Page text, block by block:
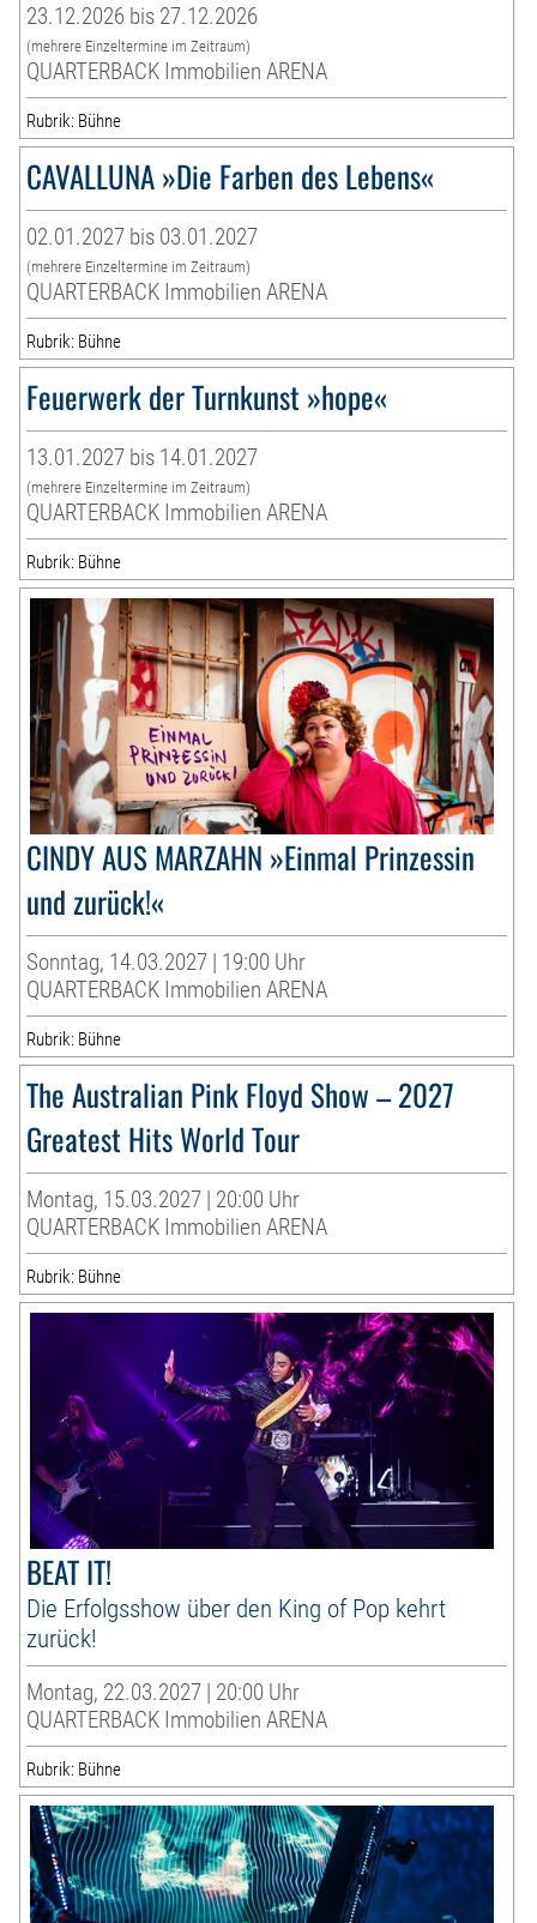
23.12.2026 bis 27.12.2026
(mehrere Einzeltermine im Zeitraum)
QUARTERBACK Immobilien ARENA
Rubrik: Bühne
CAVALLUNA »Die Farben des Lebens«
02.01.2027 bis 03.01.2027
(mehrere Einzeltermine im Zeitraum)
QUARTERBACK Immobilien ARENA
Rubrik: Bühne
Feuerwerk der Turnkunst »hope«
13.01.2027 bis 14.01.2027
(mehrere Einzeltermine im Zeitraum)
QUARTERBACK Immobilien ARENA
Rubrik: Bühne
CINDY AUS MARZAHN »Einmal Prinzessin
und zurück!«
Sonntag, 14.03.2027 | 19:00 Uhr
QUARTERBACK Immobilien ARENA
Rubrik: Bühne
The Australian Pink Floyd Show – 2027
Greatest Hits World Tour
Montag, 15.03.2027 | 20:00 Uhr
QUARTERBACK Immobilien ARENA
Rubrik: Bühne
BEAT IT!
Die Erfolgsshow über den King of Pop kehrt
zurück!
Montag, 22.03.2027 | 20:00 Uhr
QUARTERBACK Immobilien ARENA
Rubrik: Bühne